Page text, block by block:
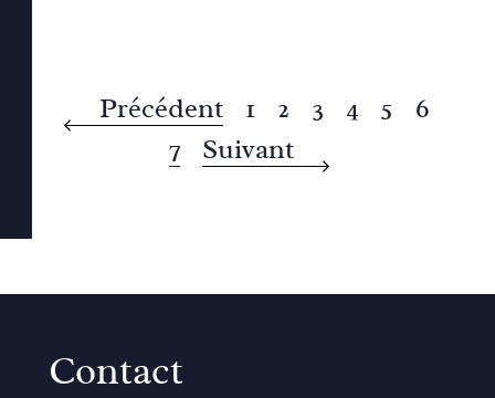
Précédent 1 2 3 4 5
6
7
Suivant
Contact